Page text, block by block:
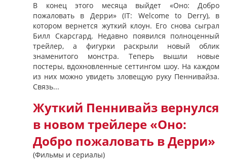
В конец этого месяца выйдет «Оно: Добро
пожаловать в Дерри» (IT: Welcome to Derry), в
котором вернется жуткий клоун. Его снова сыграл
Билл Скарсгард. Недавно появился полноценный
трейлер, а фигурки раскрыли новый облик
знаменитого монстра. Теперь вышли новые
постеры, вдохновленные сеттингом шоу. На каждом
из них можно увидеть зловещую руку Пеннивайза.
Связь...
Жуткий Пеннивайз вернулся
в новом трейлере «Оно:
Добро пожаловать в Дерри»
(Фильмы и сериалы)